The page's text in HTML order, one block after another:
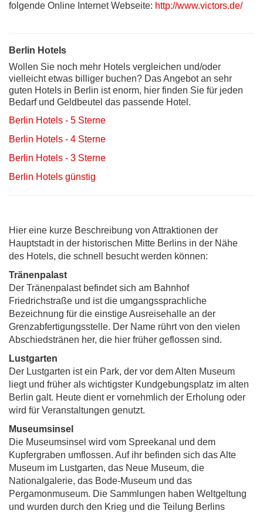
folgende Online Internet Webseite: http://www.victors.de/
Berlin Hotels
Wollen Sie noch mehr Hotels vergleichen und/oder
vielleicht etwas billiger buchen? Das Angebot an sehr
guten Hotels in Berlin ist enorm, hier finden Sie für jeden
Bedarf und Geldbeutel das passende Hotel.
Berlin Hotels - 5 Sterne
Berlin Hotels - 4 Sterne
Berlin Hotels - 3 Sterne
Berlin Hotels günstig
Hier eine kurze Beschreibung von Attraktionen der
Hauptstadt in der historischen Mitte Berlins in der Nähe
des Hotels, die schnell besucht werden können:
Tränenpalast
Der Tränenpalast befindet sich am Bahnhof
Friedrichstraße und ist die umgangssprachliche
Bezeichnung für die einstige Ausreisehalle an der
Grenzabfertigungsstelle. Der Name rührt von den vielen
Abschiedstränen her, die hier früher geflossen sind.
Lustgarten
Der Lustgarten ist ein Park, der vor dem Alten Museum
liegt und früher als wichtigster Kundgebungsplatz im alten
Berlin galt. Heute dient er vornehmlich der Erholung oder
wird für Veranstaltungen genutzt.
Museumsinsel
Die Museumsinsel wird vom Spreekanal und dem
Kupfergraben umflossen. Auf ihr befinden sich das Alte
Museum im Lustgarten, das Neue Museum, die
Nationalgalerie, das Bode-Museum und das
Pergamonmuseum. Die Sammlungen haben Weltgeltung
und wurden durch den Krieg und die Teilung Berlins